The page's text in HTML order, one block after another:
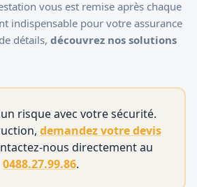
vous est remise après chaque
indispensable pour votre assurance
détails, découvrez nos solutions
risque avec votre sécurité.
demandez votre devis
nous directement au
0488.27.99.86.